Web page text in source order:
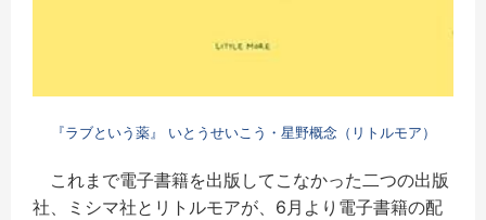
『ラブという薬』 いとうせいこう・星野概念（リトルモア）
これまで電子書籍を出版してこなかった二つの出版
社、ミシマ社とリトルモアが、6月より電子書籍の配